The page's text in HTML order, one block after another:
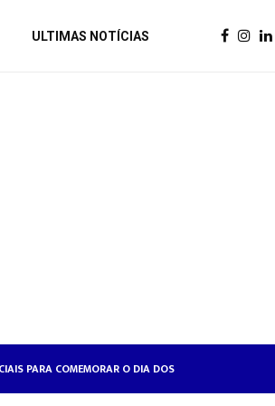
ULTIMAS NOTÍCIAS
PARA COMEMORAR O DIA DOS NAMORADOS
DE TRABALHO NA HOTELARIA